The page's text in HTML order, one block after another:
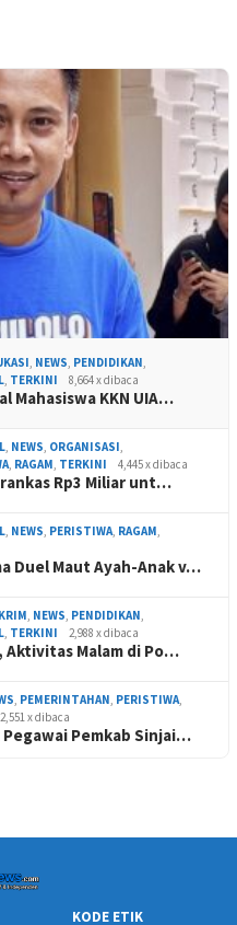
, NEWS, PENDIDIKAN,
, TERKINI 8,664 x dibaca
Mahasiswa KKN UIA…
, NEWS, ORGANISASI,
, RAGAM, TERKINI 4,445 x dibaca
Rp3 Miliar unt…
, NEWS, PERISTIWA, RAGAM,
Duel Maut Ayah-Anak v…
, NEWS, PENDIDIKAN,
, TERKINI 2,988 x dibaca
Aktivitas Malam di Po…
, PEMERINTAHAN, PERISTIWA,
2,551 x dibaca
Pegawai Pemkab Sinjai…
KODE ETIK